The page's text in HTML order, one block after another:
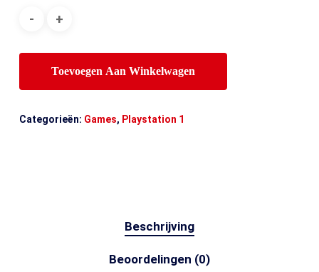
Toevoegen Aan Winkelwagen
Categorieën: Games, Playstation 1
Beschrijving
Beoordelingen (0)